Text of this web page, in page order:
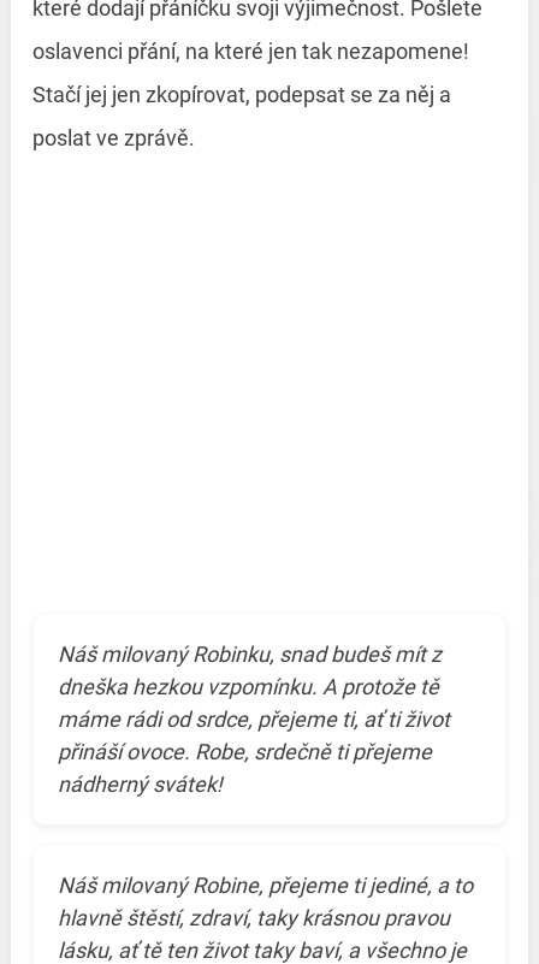
které dodají přáníčku svoji výjimečnost. Pošlete
oslavenci přání, na které jen tak nezapomene!
Stačí jej jen zkopírovat, podepsat se za něj a
poslat ve zprávě.
Náš milovaný Robinku, snad budeš mít z
dneška hezkou vzpomínku. A protože tě
máme rádi od srdce, přejeme ti, ať ti život
přináší ovoce. Robe, srdečně ti přejeme
nádherný svátek!
Náš milovaný Robine, přejeme ti jediné, a to
hlavně štěstí, zdraví, taky krásnou pravou
lásku, ať tě ten život taky baví, a všechno je